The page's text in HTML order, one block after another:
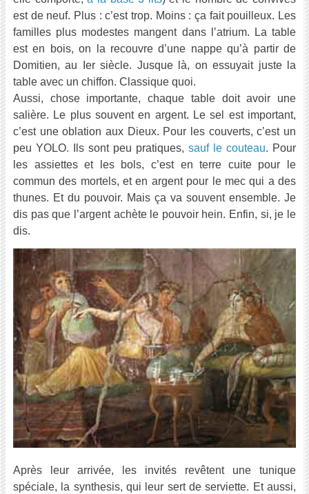
est de neuf. Plus : c’est trop. Moins : ça fait pouilleux. Les
familles plus modestes mangent dans l’atrium. La table
est en bois, on la recouvre d’une nappe qu’à partir de
Domitien, au Ier siècle. Jusque là, on essuyait juste la
table avec un chiffon. Classique quoi.
Aussi, chose importante, chaque table doit avoir une
salière. Le plus souvent en argent. Le sel est important,
c’est une oblation aux Dieux. Pour les couverts, c’est un
peu YOLO. Ils sont peu pratiques,sauf le couteau. Pour
les assiettes et les bols, c’est en terre cuite pour le
commun des mortels, et en argent pour le mec qui a des
thunes. Et du pouvoir. Mais ça va souvent ensemble. Je
dis pas que l’argent achète le pouvoir hein. Enfin, si, je le
dis.
Après leur arrivée, les invités revêtent une tunique
spéciale, la synthesis, qui leur sert de serviette. Et aussi,